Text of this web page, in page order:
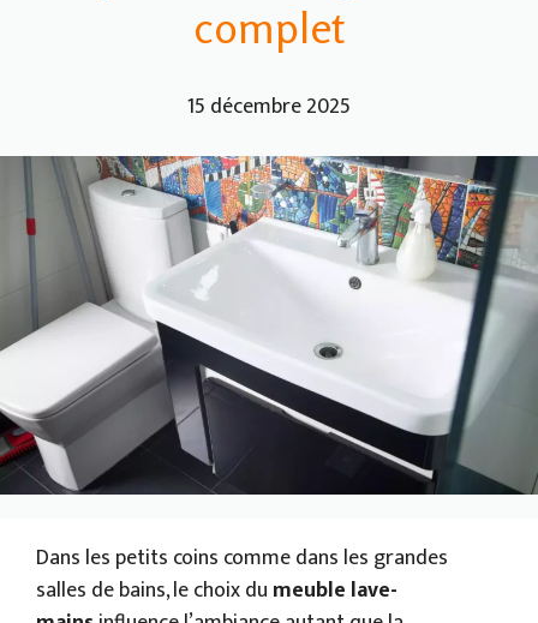
complet
15 décembre 2025
Dans les petits coins comme dans les grandes
salles de bains, le choix du meuble lave-